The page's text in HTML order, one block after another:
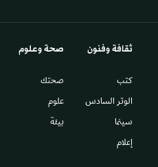
ثقافة وفنون
كتب
الوتر السادس​
سينما
إعلام
صحة وعلوم
صحتك
علوم
بيئة